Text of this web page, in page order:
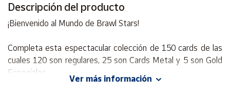
vendedor
Área
Cuenta
Descripción del producto
¡Bienvenido al Mundo de Brawl Stars!
Completa esta espectacular colección de 150 cards de las
cuales 120 son regulares, 25 son Cards Metal y 5 son Gold
Especiales.
Ver más información